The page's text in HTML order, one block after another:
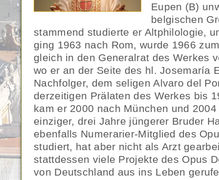
Eupen (B)
belgischen
stammend studierte er Altphilologie,
ging 1963 nach Rom, wurde 1966
gleich in den Generalrat des Werkes
wo er an der Seite des hl. Josemaría
Nachfolger, dem seligen Alvaro del
derzeitigen Prälaten des Werkes bis
kam er 2000 nach München und
einziger, drei Jahre jüngerer Bruder
ebenfalls Numerarier-Mitglied des
studiert, hat aber nicht als Arzt
stattdessen viele Projekte des Opus
von Deutschland aus ins Leben